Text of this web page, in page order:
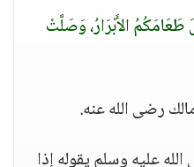
الأَبْرَارُ، وَصَلَّتْ
رضى الله عنه.
عليه وسلم يقوله إذا